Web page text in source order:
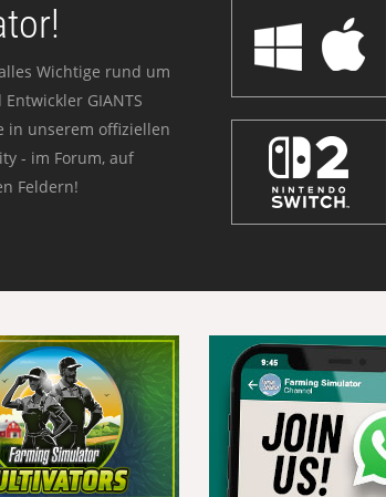
Wichtige rund um
GIANTS
in unserem offiziellen
- im Forum, auf
Feldern!